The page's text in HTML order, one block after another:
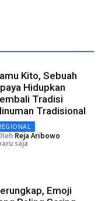
Kito, Sebuah
Hidupkan
Tradisi
Tradisional
Reja Aribowo
saja
Emoji